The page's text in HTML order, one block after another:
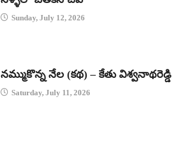
Sunday, July 12, 2026
నమ్ముకొన్న నేల (కథ) – కేతు విశ్వనాథరెడ్డి
Saturday, July 11, 2026